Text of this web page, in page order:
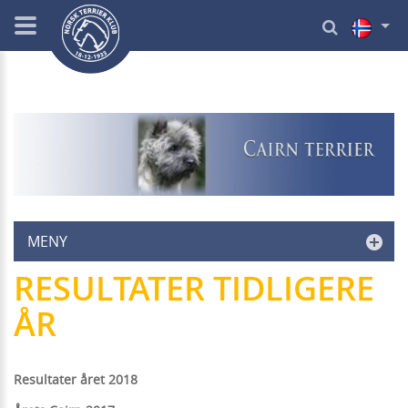
MENY
RESULTATER TIDLIGERE
ÅR
Resultater året 2018